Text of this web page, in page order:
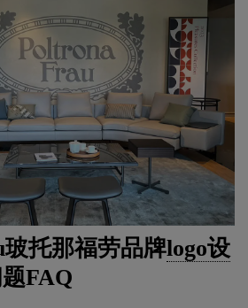
托那福劳品牌logo设
FAQ